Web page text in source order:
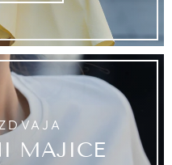
MAJICE